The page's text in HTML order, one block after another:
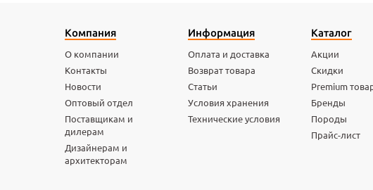
Компания
О компании
Контакты
Новости
Оптовый отдел
Поставщикам и
дилерам
Дизайнерам и
архитекторам
Информация
Оплата и доставка
Возврат товара
Статьи
Условия хранения
Технические условия
Каталог
Акции
Скидки
Premium
Бренды
Породы
Прайс-лист